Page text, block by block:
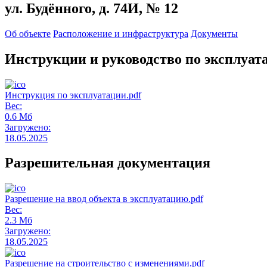
ул. Будённого, д. 74И, № 12
Об объекте Расположение и инфраструктура Документы
Инструкции и руководство по
Инструкция по эксплуатации.pdf
Вес:
0.6 Мб
Загружено:
18.05.2025
Разрешительная документация
Разрешение на ввод объекта в эксплуатацию.pdf
Вес:
2.3 Мб
Загружено:
18.05.2025
Разрешение на строительство с изменениями.pdf